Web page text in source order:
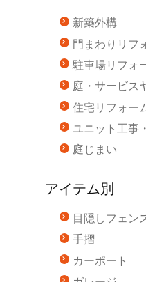
新築外構
門まわりリフ
駐車場リフォ
庭・サービス
住宅リフォー
ユニット工事
庭じまい
アイテム別
目隠しフェン
手摺
カーポート